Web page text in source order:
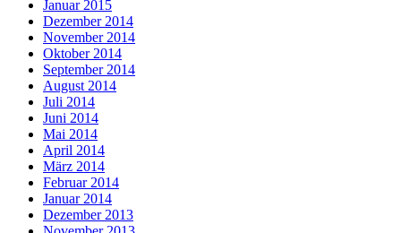
Januar 2015
Dezember 2014
November 2014
Oktober 2014
September 2014
August 2014
Juli 2014
Juni 2014
Mai 2014
April 2014
März 2014
Februar 2014
Januar 2014
Dezember 2013